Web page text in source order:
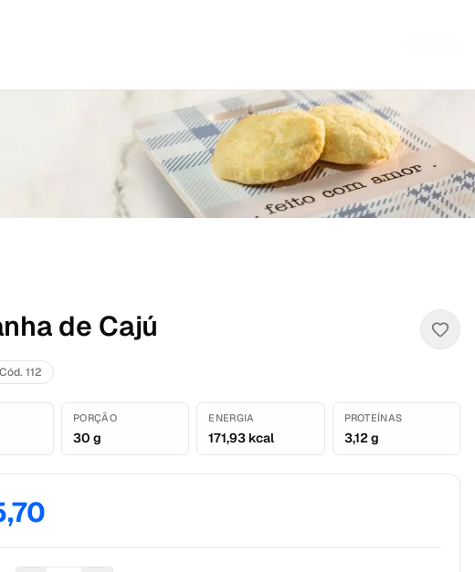
de Cajú
Cód. 112
PORÇÃO
30 g
ENERGIA
171,93 kcal
PROTEÍNAS
3,12 g